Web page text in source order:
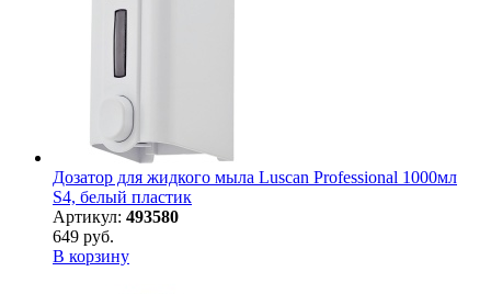
Дозатор для жидкого мыла Luscan Professional 1000мл
S4, белый пластик
Артикул: 493580
649 руб.
В корзину